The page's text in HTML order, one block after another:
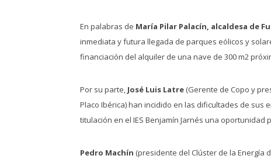
En palabras de María Pilar Palacín, alcaldesa de
inmediata y futura llegada de parques eólicos y
financiación del alquiler de una nave de 300 m2
Por su parte, José Luis Latre (Gerente de Copo y
Placo Ibérica) han incidido en las dificultades de
titulación en el IES Benjamín Jarnés una oportunidad
Pedro Machín (presidente del Clúster de la Energía